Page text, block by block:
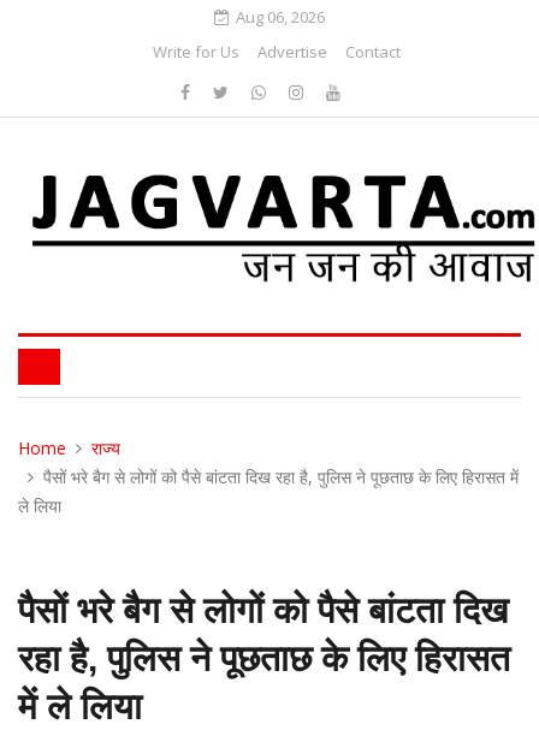
Aug 06, 2026
Write for Us
Advertise Contact
Home
राज्य
पैसों भरे बैग से लोगों को पैसे बांटता दिख रहा है, पुलिस ने पूछताछ के लिए हिरासत में
ले लिया
पैसों भरे बैग से लोगों को पैसे बांटता दिख
रहा है, पुलिस ने पूछताछ के लिए हिरासत
में ले लिया